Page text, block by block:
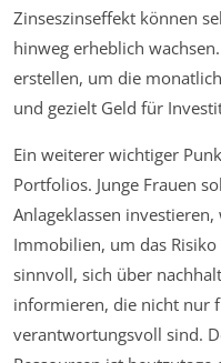
Zinseszinseffekt können
hinweg erheblich
erstellen, um die
und gezielt Geld für
Ein weiterer wichtiger
Portfolios. Junge Frauen
Anlageklassen
Immobilien, um das
sinnvoll, sich über
informieren, die nicht nur
verantwortungsvoll sind.